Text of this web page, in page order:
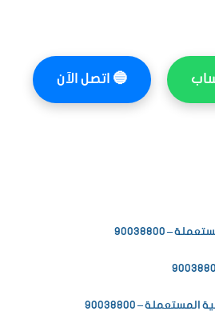
– 90038800
– 90038800
🔵 اتصل الآن